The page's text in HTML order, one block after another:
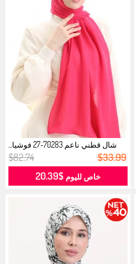
شال قطني ناعم 70283-27 فوشيا...
$82.74 $33.99
خاص لليوم$20.39